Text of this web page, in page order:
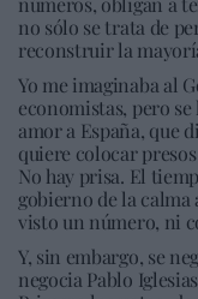
no sólo se trata de
reconstruir la
Yo me imaginaba al
economistas, pero
amor a España, que
quiere colocar
No hay prisa. El
gobierno de la calma
visto un número, ni
Y, sin embargo, se
negocia Pablo